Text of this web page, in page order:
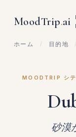
MoodTrip.ai
ホーム / 目的地 /
MOODTRIP シ
砂漠